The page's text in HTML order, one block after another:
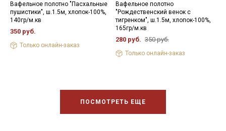
Вафельное полотно "Пасхальные
пушистики", ш.1.5м, хлопок-100%,
140гр/м.кв
350 руб.
Только онлайн-заказ
Вафельное полотно
"Рождественский венок с
тигренком", ш.1.5м, хлопок-100%,
165гр/м.кв
280 руб. 350 руб.
Только онлайн-заказ
ПОСМОТРЕТЬ ЕЩЕ